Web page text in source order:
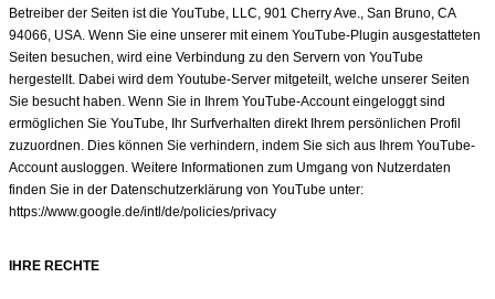
Betreiber der Seiten ist die YouTube, LLC, 901 Cherry Ave., San Bruno, CA
94066, USA. Wenn Sie eine unserer mit einem YouTube-Plugin ausgestatteten
Seiten besuchen, wird eine Verbindung zu den Servern von YouTube
hergestellt. Dabei wird dem Youtube-Server mitgeteilt, welche unserer Seiten
Sie besucht haben. Wenn Sie in Ihrem YouTube-Account eingeloggt sind
ermöglichen Sie YouTube, Ihr Surfverhalten direkt Ihrem persönlichen Profil
zuzuordnen. Dies können Sie verhindern, indem Sie sich aus Ihrem YouTube-
Account ausloggen. Weitere Informationen zum Umgang von Nutzerdaten
finden Sie in der Datenschutzerklärung von YouTube unter:
https://www.google.de/intl/de/policies/privacy
IHRE RECHTE